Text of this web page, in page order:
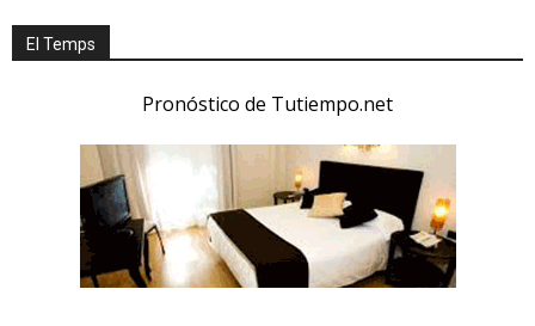
El Temps
Pronóstico de Tutiempo.net